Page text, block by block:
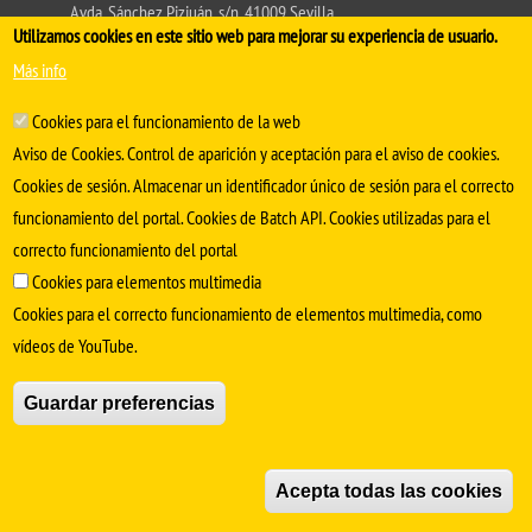
Avda. Sánchez Pizjuán, s/n. 41009 Sevilla
SÍGUENOS EN
Aviso Legal Protección de datos
Utilizamos cookies en este sitio web para mejorar su experiencia de usuario.
Más info
Cookies para el funcionamiento de la web
Aviso de Cookies. Control de aparición y aceptación para el aviso de cookies.
Cookies de sesión. Almacenar un identificador único de sesión para el correcto
funcionamiento del portal. Cookies de Batch API. Cookies utilizadas para el
correcto funcionamiento del portal
Cookies para elementos multimedia
Cookies para el correcto funcionamiento de elementos multimedia, como
vídeos de YouTube.
Guardar preferencias
Acepta todas las cookies